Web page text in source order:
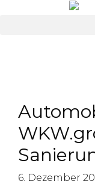
6. Dezember